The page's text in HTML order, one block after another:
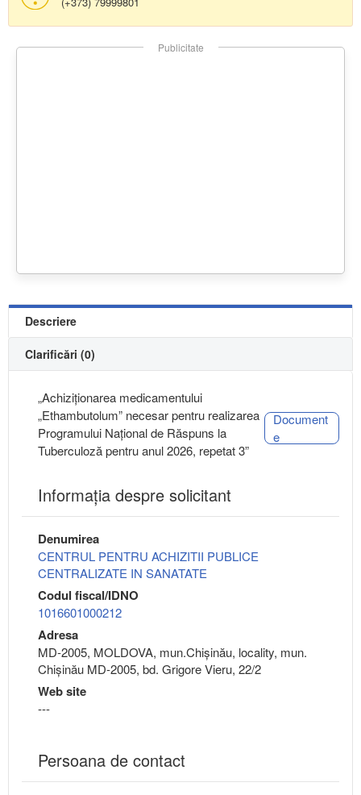
Publicitate
Descriere
Clarificări (0)
„Achiziționarea medicamentului
„Ethambutolum” necesar pentru realizarea
Programului Național de Răspuns la
Tuberculoză pentru anul 2026, repetat 3”
Document
e
Informaţia despre solicitant
Denumirea
CENTRUL PENTRU ACHIZITII PUBLICE
CENTRALIZATE IN SANATATE
Codul fiscal/IDNO
1016601000212
Adresa
MD-2005, MOLDOVA, mun.Chişinău, locality, mun.
Chișinău MD-2005, bd. Grigore Vieru, 22/2
Web site
---
Persoana de contact